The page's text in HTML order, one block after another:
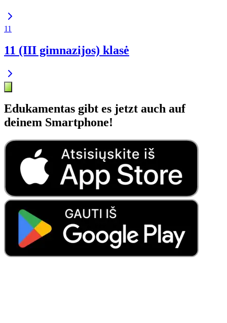
11
11 (III gimnazijos) klasė
Edukamentas gibt es jetzt auch auf
deinem Smartphone!